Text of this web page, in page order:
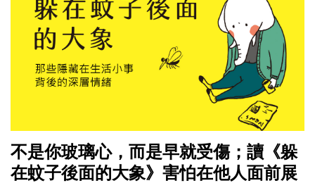
不是你玻璃心，而是早就受傷；讀《躲
在蚊子後面的大象》害怕在他人面前展